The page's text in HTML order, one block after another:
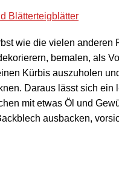
wie die vielen anderen
bemalen, als
Kürbis auszuholen
Daraus lässt sich ein
mit etwas Öl und
ausbacken,